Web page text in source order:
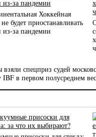
Хоккейная
будет приостанавливать
из-за пандемии
спецприз судей
в первом полусреднем